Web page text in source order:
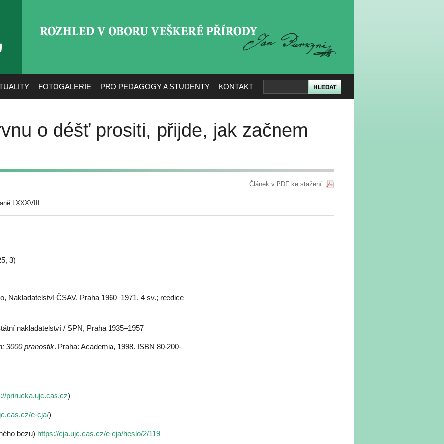
FOTOGALERIE PRO PEDAGOGY A STUDENTY KONTAKT
o déšť prositi, přijde, jak začnem
LXXXVIII
Článek v PDF ke stažení
3)
Nakladatelství ČSAV, Praha 1960–1971, 4 sv.; reedice
nakladatelství / SPN, Praha 1935–1957
3000 pranostik. Praha: Academia, 1998. ISBN 80-200-
prirucka.ujc.cas.cz)
e-cja/)
bezu) https://cja.ujc.cas.cz/e-cja/heslo/2/119